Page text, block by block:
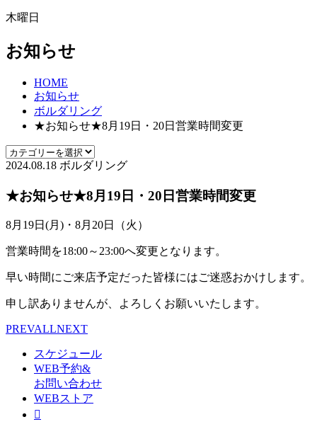
木曜日
お知らせ
HOME
お知らせ
ボルダリング
★お知らせ★8月19日・20日営業時間変更
2024.08.18 ボルダリング
★お知らせ★8月19日・20日営業時間変更
8月19日(月)・8月20日（火）
営業時間を18:00～23:00へ変更となります。
早い時間にご来店予定だった皆様にはご迷惑おかけします。
申し訳ありませんが、よろしくお願いいたします。
PREVALLNEXT
スケジュール
WEB予約&
お問い合わせ
WEBストア